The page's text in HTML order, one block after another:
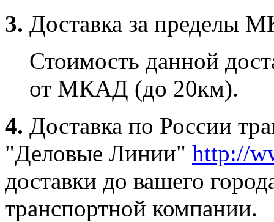
3. Доставка за пределы
Стоимость данной
от МКАД (до 20км).
4. Доставка по России
"Деловые Линии" http://
доставки до вашего
транспортной компании.